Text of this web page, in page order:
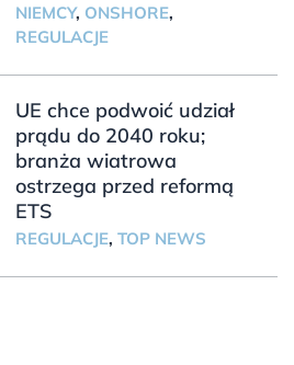
NIEMCY, ONSHORE,
REGULACJE
UE chce podwoić udział
prądu do 2040 roku;
branża wiatrowa
ostrzega przed reformą
ETS
REGULACJE, TOP NEWS